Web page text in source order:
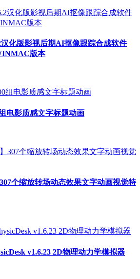
汉化版影视后期AI抠像跟踪合成软件
版本
电影质感文字标题动画
个缩放转场动态效果文字动画视觉特
v1.6.23 2D物理动力学模拟器